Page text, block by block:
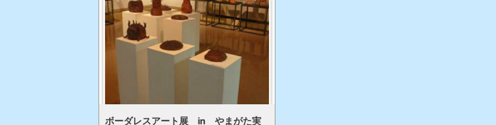
ボーダレスアート展 in やまがた実